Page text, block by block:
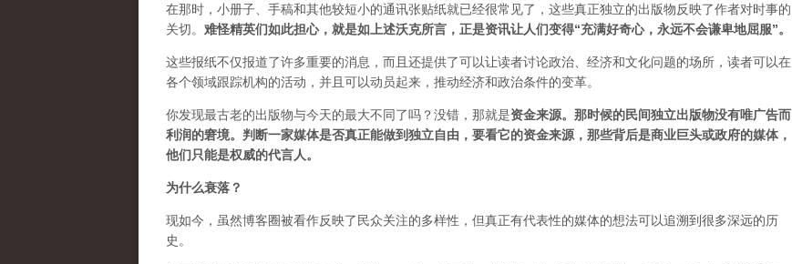
在那时，小册子、手稿和其他较短小的通讯张贴纸就已经很常见了，这些真正独立的出版物反映了作者对时事的
关切。 难怪精英们如此担心，就是如上述沃克所言，正是资讯让人们变得“充满好奇心，永远不会谦卑地屈服”。
这些报纸不仅报道了许多重要的消息，而且还提供了可以让读者讨论政治、经济和文化问题的场所，读者可以在
各个领域跟踪机构的活动，并且可以动员起来，推动经济和政治条件的变革。
你发现最古老的出版物与今天的最大不同了吗？没错，那就是资金来源。 那时候的民间独立出版物没有唯广告而
利润的窘境。判断一家媒体是否真正能做到独立自由，要看它的资金来源，那些背后是商业巨头或政府的媒体，
他们只能是权威的代言人。
为什么衰落？
现如今，虽然博客圈被看作反映了民众关注的多样性，但真正有代表性的媒体的想法可以追溯到很多深远的历
史。